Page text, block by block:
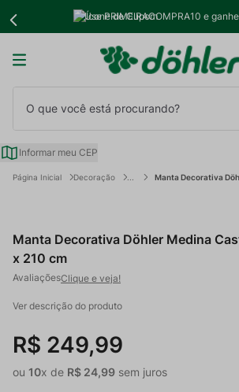
Use PRIMEIRACOMPRA10 e
Informar meu CEP
Decoração
Manta Decorativa Döhler Medina
x 210 cm
Clique e veja!
Ver descrição do produto
R$ 249,99
ou 10x de R$ 24,99 sem juros